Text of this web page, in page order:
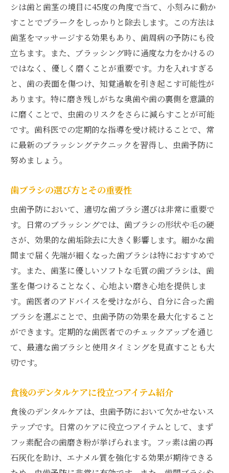
シは歯と歯茎の境目に45度の角度で当て、小刻みに動か
すことでプラークをしっかりと除去します。この方法は
歯茎をマッサージする効果もあり、歯周病の予防にも役
立ちます。また、ブラッシング時に過度な力をかけるの
ではなく、優しく磨くことが重要です。力を入れすぎる
と、歯の表面を傷つけ、知覚過敏を引き起こす可能性が
あります。特に磨き残しがちな奥歯や歯の裏側を意識的
に磨くことで、虫歯のリスクをさらに減らすことが可能
です。歯科医での定期的な指導を受け続けることで、常
に最新のブラッシングテクニックを習得し、虫歯予防に
努めましょう。
歯ブラシの選び方とその重要性
虫歯予防において、適切な歯ブラシ選びは非常に重要で
す。日常のブラッシングでは、歯ブラシの形状や毛の硬
さが、効果的な歯垢除去に大きく影響します。細かな歯
間まで届く先端が細くなった歯ブラシは特におすすめで
す。また、歯茎に優しいソフトな毛質の歯ブラシは、歯
茎を傷つけることなく、心地よい磨き心地を提供しま
す。歯医者のアドバイスを受けながら、自分に合った歯
ブラシを選ぶことで、虫歯予防の効果を最大化すること
ができます。定期的な歯医者でのチェックアップを通じ
て、最適な歯ブラシと使用タイミングを見直すことも大
切です。
食後のデンタルケアに役立つアイテム紹介
食後のデンタルケアは、虫歯予防において欠かせないス
テップです。日常のケアに役立つアイテムとして、まず
フッ素配合の歯磨き粉が挙げられます。フッ素は歯の再
石灰化を助け、エナメル質を強化する効果が期待できる